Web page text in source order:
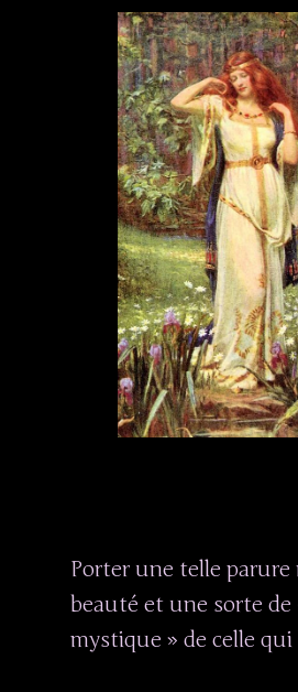
Porter une telle parure
beauté et une sorte de
mystique » de celle qui